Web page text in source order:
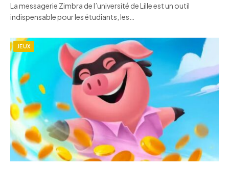
La messagerie Zimbra de l’université de Lille est un outil
indispensable pour les étudiants, les…
JEUX